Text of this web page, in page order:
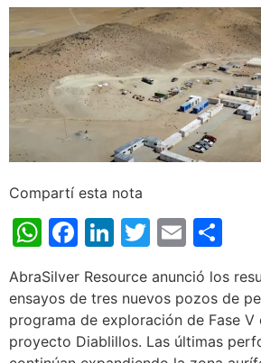
Compartí esta nota
WhatsApp
Facebook
LinkedIn
Twitter
Email
AbraSilver Resource anunció los
ensayos de tres nuevos pozos de
programa de exploración de Fase V
proyecto Diablillos. Las últimas